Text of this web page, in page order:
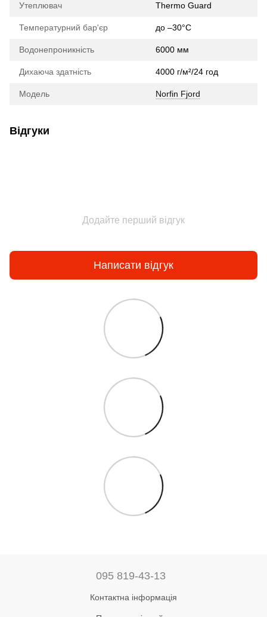
Утеплювач Thermo Guard
Температурний бар'єр до –30°C
Водонепроникність 6000 мм
Дихаюча здатність 4000 г/м²/24 год
Модель Norfin Fjord
Відгуки
Додайте перший відгук
Написати відгук
095 819-43-13
Контактна інформація